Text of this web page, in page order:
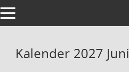
Toggle navigation
Kalender 2027 Juni